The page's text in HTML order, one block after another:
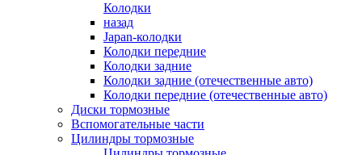
Колодки
назад
Japan-колодки
Колодки передние
Колодки задние
Колодки задние (отечественные авто)
Колодки передние (отечественные авто)
Диски тормозные
Вспомогательные части
Цилиндры тормозные